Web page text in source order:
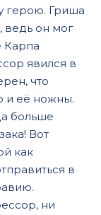
герою. Гриша
ведь он мог
Карпа
явился в
что
и её ножны.
больше
Вот
как
в
ни